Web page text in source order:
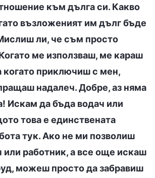
към дълга си. Какво
възложеният им дълг бъде
ли, че съм просто
ме използваш, ме караш
когато приключиш с мен,
надалеч. Добре, аз няма
Искам да бъда водач или
това е единствената
тук. Ако не ми позволиш
или работник, а все още искаш
можеш просто да забравиш